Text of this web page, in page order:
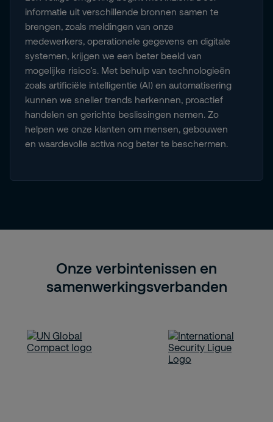
informatie uit verschillende bronnen samen te
brengen, zoals meldingen van onze
medewerkers, operationele gegevens en digitale
systemen, krijgen we een beter beeld van
mogelijke risico’s. Met behulp van technologieën
zoals artificiële intelligentie (AI) en automatisering
kunnen we sneller trends herkennen, proactief
handelen en gerichte beslissingen nemen. Zo
helpen we onze klanten om mensen, gebouwen
en waardevolle activa nog beter te beschermen.
Onze verbintenissen en
samenwerkingsverbanden